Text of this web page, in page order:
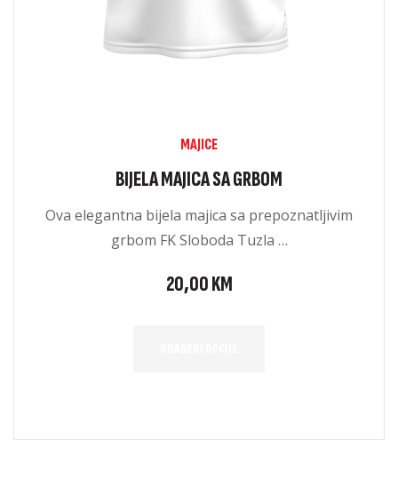
MAJICE
BIJELA MAJICA SA GRBOM
Ova elegantna bijela majica sa prepoznatljivim
grbom FK Sloboda Tuzla …
20,00KM